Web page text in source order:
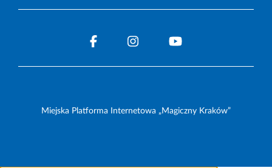
Miejska Platforma Internetowa „Magiczny Kraków”